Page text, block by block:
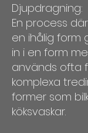
Djupdragning:
En process
en ihålig form
in i en form
används ofta
komplexa
former som
köksvaskar.